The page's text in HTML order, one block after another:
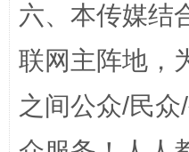
“蜀中异人”王建安
六、本传媒结
联网主阵地，
之间公众/民